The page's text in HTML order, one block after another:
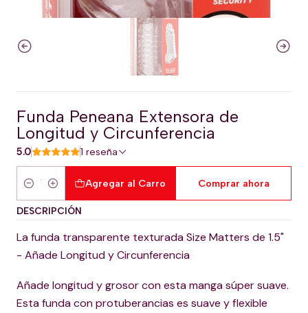
Funda Peneana Extensora de
Longitud y Circunferencia
5.0 1 reseña
Cantidad
Agregar al Carro Comprar ahora
DESCRIPCIÓN
La funda transparente texturada Size Matters de 1.5"
- Añade Longitud y Circunferencia
Añade longitud y grosor con esta manga súper suave.
Esta funda con protuberancias es suave y flexible